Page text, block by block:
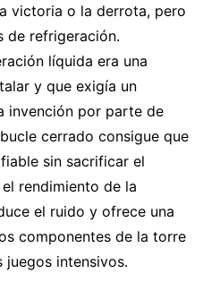
victoria o la derrota, pero
de refrigeración.
líquida era una
y que exigía un
invención por parte de
cerrado consigue que
sin sacrificar el
rendimiento de la
el ruido y ofrece una
componentes de la torre
juegos intensivos.